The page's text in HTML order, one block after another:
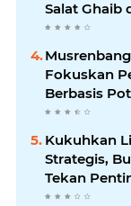
Salat Ghaib
Fokuskan
Berbasis
Optimistis
Kukuhkan
Strategis,
Tekan
Nyata untuk